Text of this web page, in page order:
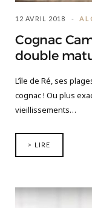
12 AVRIL 2018
Cognac
double
L’île de Ré, ses
cognac ! Ou plus
vieillissements…
> LIRE